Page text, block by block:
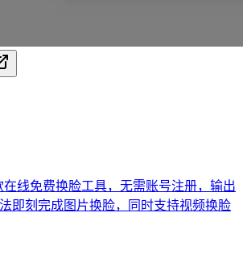
在线免费换脸工具，无需账号注册，输出
即刻完成图片换脸，同时支持视频换脸